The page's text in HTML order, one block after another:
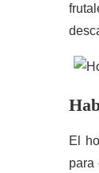
El
para